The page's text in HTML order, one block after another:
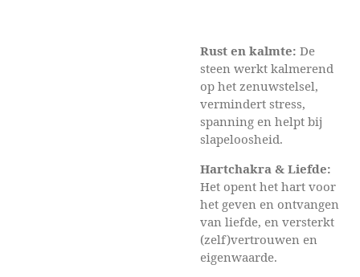
Rust en kalmte: De
steen werkt kalmerend
op het zenuwstelsel,
vermindert stress,
spanning en helpt bij
slapeloosheid.
Hartchakra & Liefde:
Het opent het hart voor
het geven en ontvangen
van liefde, en versterkt
(zelf)vertrouwen en
eigenwaarde.